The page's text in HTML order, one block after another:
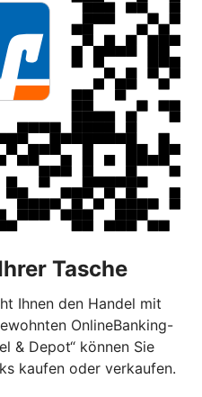
Tasche
Ihnen den Handel mit
OnlineBanking-
& Depot“ können Sie
kaufen oder verkaufen.